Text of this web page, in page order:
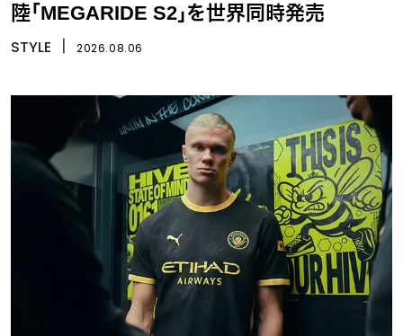
陸「MEGARIDE S2」を世界同時発売
STYLE 2026.08.06